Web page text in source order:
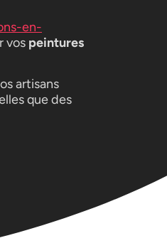
en-
vos peintures
artisans
que des